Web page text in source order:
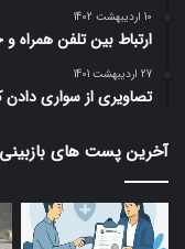
10 اردیبهشت 1402
ارتباط بین تلفن
27 اردیبهشت 1401
تصاویری از سواری دادن
آخرین پست های